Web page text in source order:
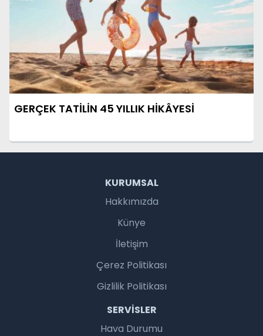
GERÇEK TATİLİN 45 YILLIK HİKÂYESİ
KURUMSAL
Hakkımızda
Künye
İletişim
Çerez Politikası
Gizlilik Politikası
SERVISLER
Hava Durumu